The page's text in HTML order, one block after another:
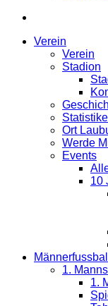
Verein
Verein
Stadion
Ort
Werde
Events
10
Männerfussball
1.
1.